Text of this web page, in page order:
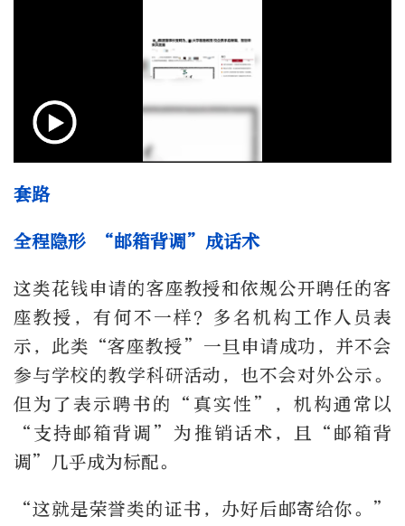
套路
全程隐形 “邮箱背调”成话术
这类花钱申请的客座教授和依规公开聘任的客
座教授，有何不一样？多名机构工作人员表
示，此类“客座教授”一旦申请成功，并不会
参与学校的教学科研活动，也不会对外公示。
但为了表示聘书的“真实性”，机构通常以
“支持邮箱背调”为推销话术，且“邮箱背
调”几乎成为标配。
“这就是荣誉类的证书，办好后邮寄给你。”